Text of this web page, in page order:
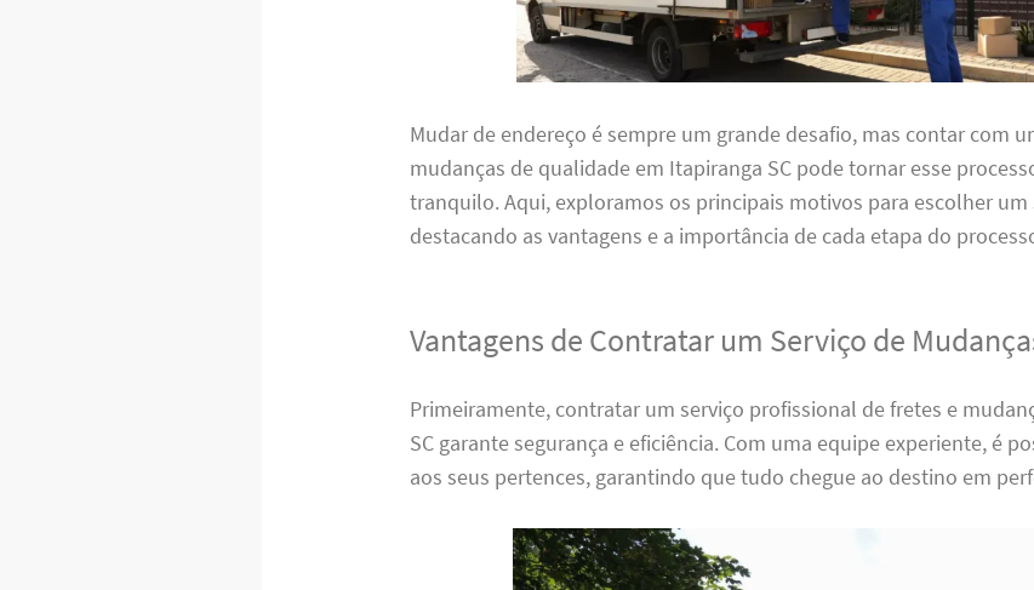
Mudar de endereço é sempre um grande desafio, mas contar com
mudanças de qualidade em Itapiranga SC pode tornar esse
tranquilo. Aqui, exploramos os principais motivos para escolher
destacando as vantagens e a importância de cada etapa do
Vantagens de Contratar um Serviço de
Primeiramente, contratar um serviço profissional de fretes e
SC garante segurança e eficiência. Com uma equipe experiente, é
aos seus pertences, garantindo que tudo chegue ao destino em